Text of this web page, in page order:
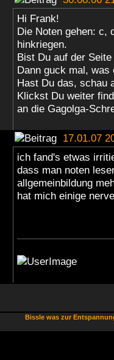
Hi Frank!
Die Noten gehen: c,
hinkriegen.
Bist Du auf der
Dann guck mal,
Hast Du das, schau
Klickst Du weiter
an die Gagolga-
17.01.07
ich fand's etwas
dass man noten
allgemeinbildung
hat mich einige
Bissle was zur